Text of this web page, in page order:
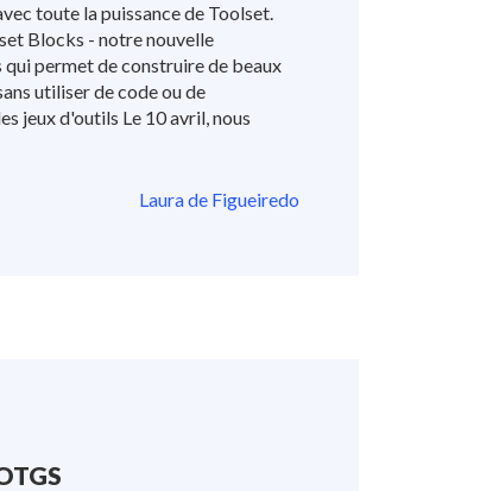
toute la puissance de Toolset.
Blocks - notre nouvelle
permet de construire de beaux
utiliser de code ou de
jeux d'outils Le 10 avril, nous
Laura de Figueiredo